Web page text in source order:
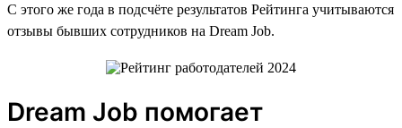
С этого же года в подсчёте результатов Рейтинга учитываются
отзывы бывших сотрудников на Dream Job.
Dream Job помогает